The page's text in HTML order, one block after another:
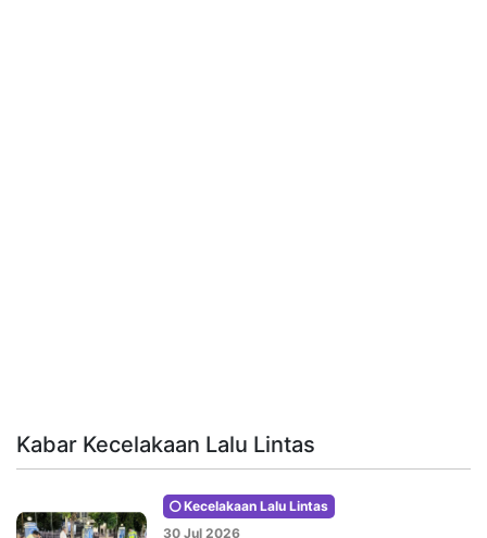
Kabar Kecelakaan Lalu Lintas
Kecelakaan Lalu Lintas
30 Jul 2026